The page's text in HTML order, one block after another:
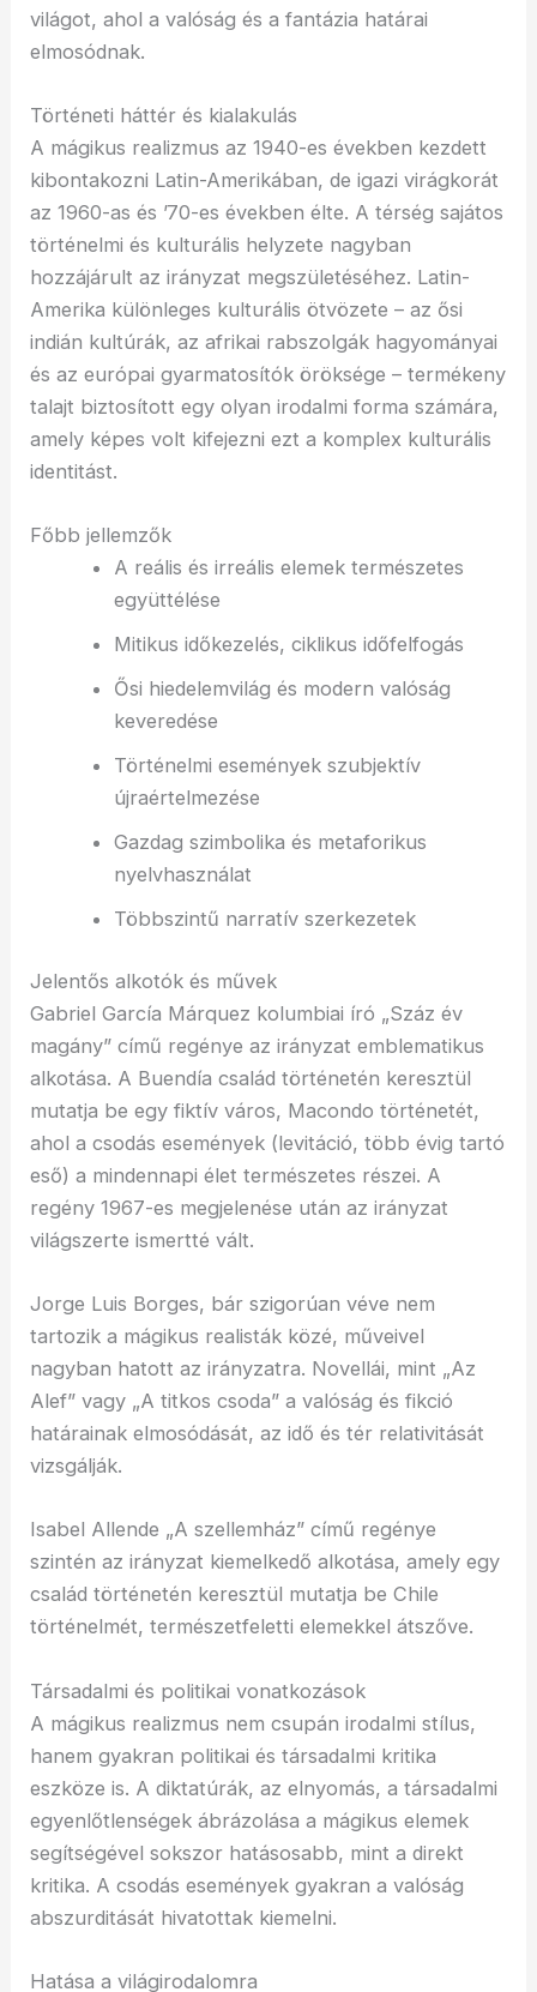
világot, ahol a valóság és a fantázia határai
elmosódnak.
Történeti háttér és kialakulás
A mágikus realizmus az 1940-es években kezdett
kibontakozni Latin-Amerikában, de igazi virágkorát
az 1960-as és ’70-es években élte. A térség sajátos
történelmi és kulturális helyzete nagyban
hozzájárult az irányzat megszületéséhez. Latin-
Amerika különleges kulturális ötvözete – az ősi
indián kultúrák, az afrikai rabszolgák hagyományai
és az európai gyarmatosítók öröksége – termékeny
talajt biztosított egy olyan irodalmi forma számára,
amely képes volt kifejezni ezt a komplex kulturális
identitást.
Főbb jellemzők
A reális és irreális elemek természetes
együttélése
Mitikus időkezelés, ciklikus időfelfogás
Ősi hiedelemvilág és modern valóság
keveredése
Történelmi események szubjektív
újraértelmezése
Gazdag szimbolika és metaforikus
nyelvhasználat
Többszintű narratív szerkezetek
Jelentős alkotók és művek
Gabriel García Márquez kolumbiai író „Száz év
magány” című regénye az irányzat emblematikus
alkotása. A Buendía család történetén keresztül
mutatja be egy fiktív város, Macondo történetét,
ahol a csodás események (levitáció, több évig tartó
eső) a mindennapi élet természetes részei. A
regény 1967-es megjelenése után az irányzat
világszerte ismertté vált.
Jorge Luis Borges, bár szigorúan véve nem
tartozik a mágikus realisták közé, műveivel
nagyban hatott az irányzatra. Novellái, mint „Az
Alef” vagy „A titkos csoda” a valóság és fikció
határainak elmosódását, az idő és tér relativitását
vizsgálják.
Isabel Allende „A szellemház” című regénye
szintén az irányzat kiemelkedő alkotása, amely egy
család történetén keresztül mutatja be Chile
történelmét, természetfeletti elemekkel átszőve.
Társadalmi és politikai vonatkozások
A mágikus realizmus nem csupán irodalmi stílus,
hanem gyakran politikai és társadalmi kritika
eszköze is. A diktatúrák, az elnyomás, a társadalmi
egyenlőtlenségek ábrázolása a mágikus elemek
segítségével sokszor hatásosabb, mint a direkt
kritika. A csodás események gyakran a valóság
abszurditását hivatottak kiemelni.
Hatása a világirodalomra